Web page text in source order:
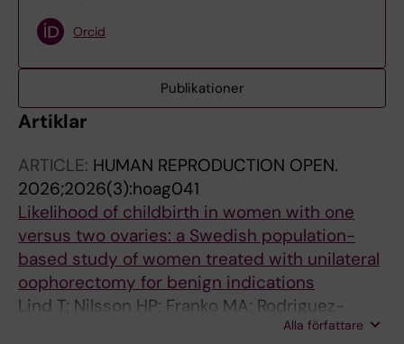
Orcid
Publikationer
Artiklar
ARTICLE: HUMAN REPRODUCTION OPEN.
2026;2026(3):hoag041
Likelihood of childbirth in women with one
versus two ovaries: a Swedish population-
based study of women treated with unilateral
oophorectomy for benign indications
Lind T; Nilsson HP; Franko MA; Rodriguez-
Alla författare